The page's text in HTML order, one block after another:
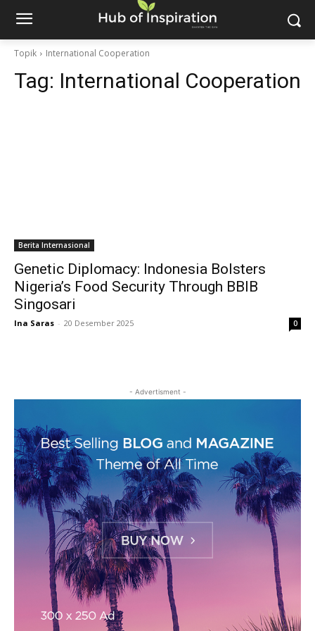
Topik International Cooperation
Tag: International Cooperation
Berita Internasional
Genetic Diplomacy: Indonesia Bolsters
Nigeria’s Food Security Through BBIB
Singosari
Ina Saras - 20 Desember 2025 0
- Advertisment -